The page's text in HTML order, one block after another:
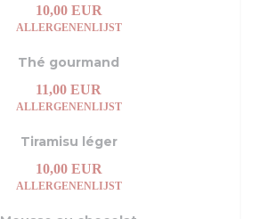
10,00 EUR
ALLERGENENLIJST
Thé gourmand
11,00 EUR
ALLERGENENLIJST
Tiramisu léger
10,00 EUR
ALLERGENENLIJST